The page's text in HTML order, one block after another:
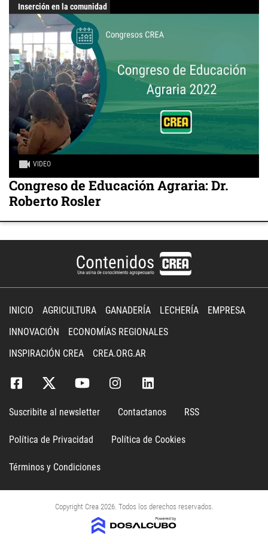
VIDEO
Inserción en la comunidad
Congreso de Educación Agraria: Dr.
Roberto Rosler
INICIO AGRICULTURA GANADERÍA LECHERÍA
EMPRESA
INNOVACIÓN
ECONOMÍAS REGIONALES
INSPIRACIÓN CREA
CREA.ORG.AR
Suscribite al newsletter Contactanos RSS
Política de Privacidad Política de Cookies
Términos y Condiciones
Copyright Crea 2026. Todos los derechos reservados.